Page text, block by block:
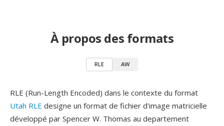
À propos des formats
RLE AW
RLE (Run-Length Encoded) dans le contexte du format
Utah RLE designe un format de fichier d'image matricielle
développé par Spencer W. Thomas au departement